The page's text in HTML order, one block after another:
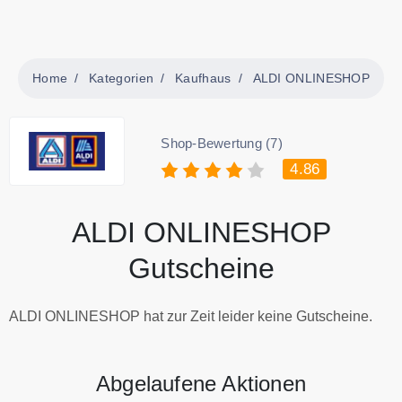
Home Kategorien Kaufhaus ALDI ONLINESHOP
Shop-Bewertung (7)
4.86
ALDI ONLINESHOP
Gutscheine
ALDI ONLINESHOP hat zur Zeit leider keine Gutscheine.
Abgelaufene Aktionen